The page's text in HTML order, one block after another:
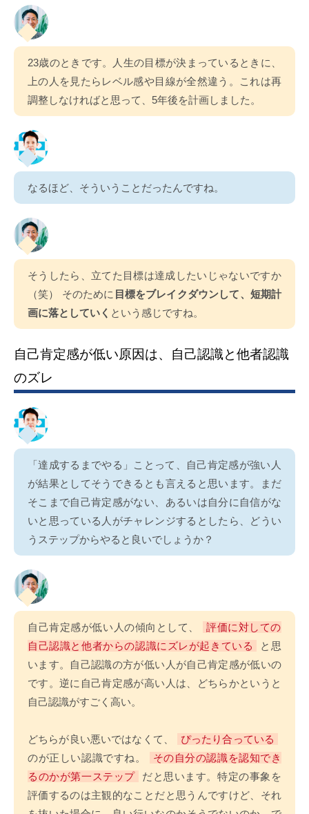
23歳のときです。人生の目標が決まっているときに、
上の人を見たらレベル感や目線が全然違う。これは再
調整しなければと思って、5年後を計画しました。
なるほど、そういうことだったんですね。
そうしたら、立てた目標は達成したいじゃないですか
（笑） そのために 目標をブレイクダウンして、短期計
画に落としていく という感じですね。
自己肯定感が低い原因は、自己認識と他者認識
のズレ
「達成するまでやる」ことって、自己肯定感が強い人
が結果としてそうできるとも言えると思います。まだ
そこまで自己肯定感がない、あるいは自分に自信がな
いと思っている人がチャレンジするとしたら、どうい
うステップからやると良いでしょうか？
自己肯定感が低い人の傾向として、
評価に対しての
自己認識と他者からの認識にズレが起きている
と思
います。自己認識の方が低い人が自己肯定感が低いの
です。逆に自己肯定感が高い人は、どちらかというと
自己認識がすごく高い。
どちらが良い悪いではなくて、
ぴったり合っている
のが正しい認識ですね。
その自分の認識を認知でき
るのかが第一ステップ
だと思います。特定の事象を
評価するのは主観的なことだと思うんですけど、それ